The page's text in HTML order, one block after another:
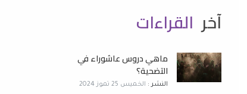
آخر القراءات
ماهي دروس عاشوراء في
التضحية؟
النشر : الخميس 25 تموز 2024